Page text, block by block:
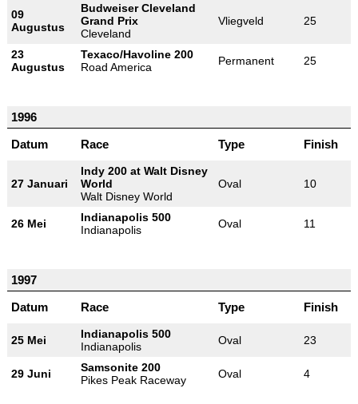
09
Augustus
Budweiser Cleveland
Grand Prix
Cleveland
Vliegveld 25
23
Augustus
Texaco/Havoline 200
Road America
Permanent 25
1996
Datum
Race Type Finish
27 Januari
Indy 200 at Walt Disney
World
Walt Disney World
Oval 10
26 Mei
Indianapolis 500
Indianapolis
Oval 11
1997
Datum
Race Type Finish
25 Mei
Indianapolis 500
Indianapolis
Oval 23
29 Juni
Samsonite 200
Pikes Peak Raceway
Oval 4